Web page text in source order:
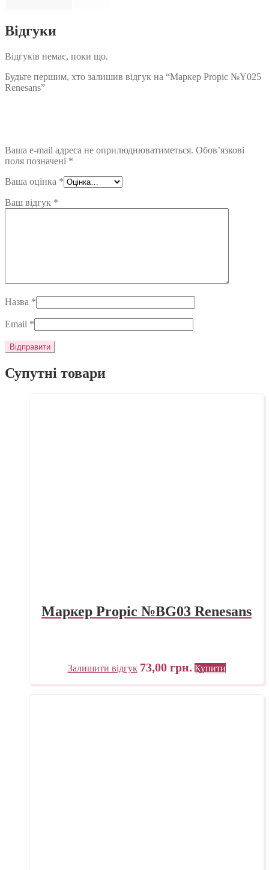
Відгуки
Відгуків немає, поки що.
Будьте першим, хто залишив відгук на “Маркер Propic №Y025
Renesans”
Ваша e-mail адреса не оприлюднюватиметься. Обов’язкові
поля позначені *
Ваша оцінка *
Ваш відгук *
Назва *
Email *
Супутні товари
Маркер Propic №BG03 Renesans
Залишити відгук 73,00 грн. Купити